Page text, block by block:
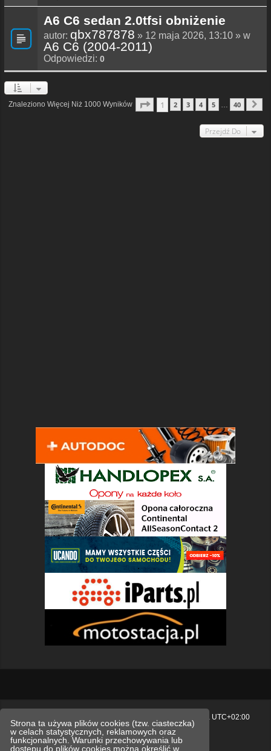
Strona ta używa plików cookies (tzw. ciasteczka)
w celach statystycznych, reklamowych oraz
funkcjonalnych. Warunki przechowywania lub
dostępu do plików cookies można określić w
A6 C6 sedan 2.0tfsi obniżenie
autor: qbx787878 » 12 maja 2026, 13:10 » w
A6 C6 (2004-2011)
Odpowiedzi: 0
Znaleziono Więcej Niż 1000 Wyników Strona1 40
1 2 3 4 5 40
Przejdź Do
UTC+02:00
Polityka prywatności.